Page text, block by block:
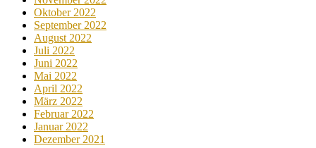
Oktober 2022
September 2022
August 2022
Juli 2022
Juni 2022
Mai 2022
April 2022
März 2022
Februar 2022
Januar 2022
Dezember 2021